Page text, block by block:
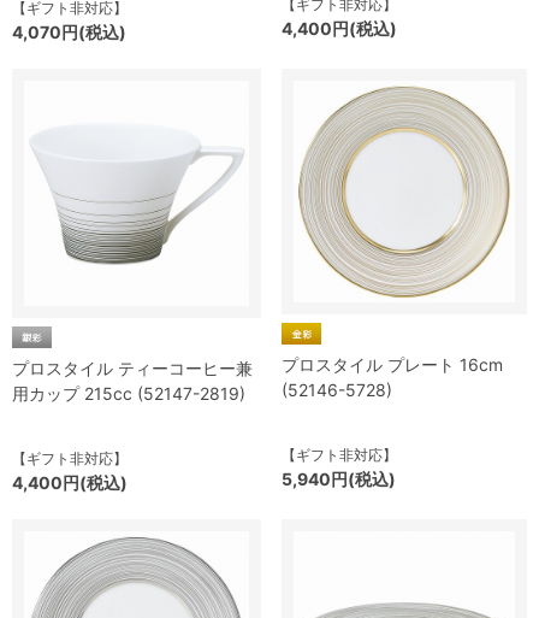
【ギフト非対応】
4,070円(税込)
【ギフト非対応】
4,400円(税込)
プロスタイル ティーコーヒー兼
用カップ 215cc (52147-2819)
【ギフト非対応】
4,400円(税込)
プロスタイル プレート 16cm
(52146-5728)
【ギフト非対応】
5,940円(税込)